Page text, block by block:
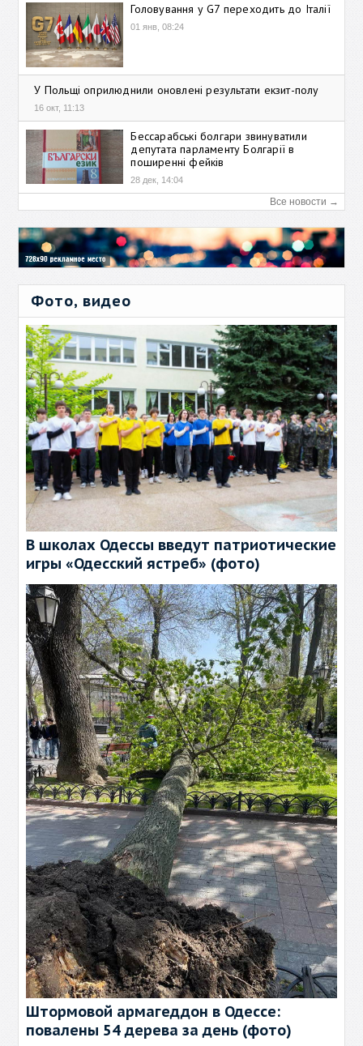
Головування у G7 переходить до Італії
01 янв, 08:24
У Польщі оприлюднили оновлені результати екзит-полу
16 окт, 11:13
Бессарабські болгари звинуватили
депутата парламенту Болгарії в
поширенні фейків
28 дек, 14:04
Все новости →
Фото, видео
В школах Одессы введут патриотические
игры «Одесский ястреб» (фото)
Штормовой армагеддон в Одессе:
повалены 54 дерева за день (фото)